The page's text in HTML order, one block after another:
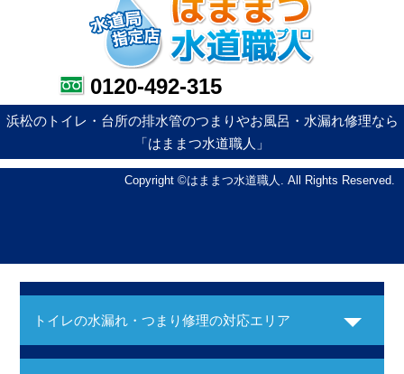
0120-492-315
浜松のトイレ・台所の排水管のつまりやお風呂・水漏れ修理なら
「はままつ水道職人」
Copyright ©はままつ水道職人. All Rights Reserved.
トイレの水漏れ・つまり修理の対応エリア